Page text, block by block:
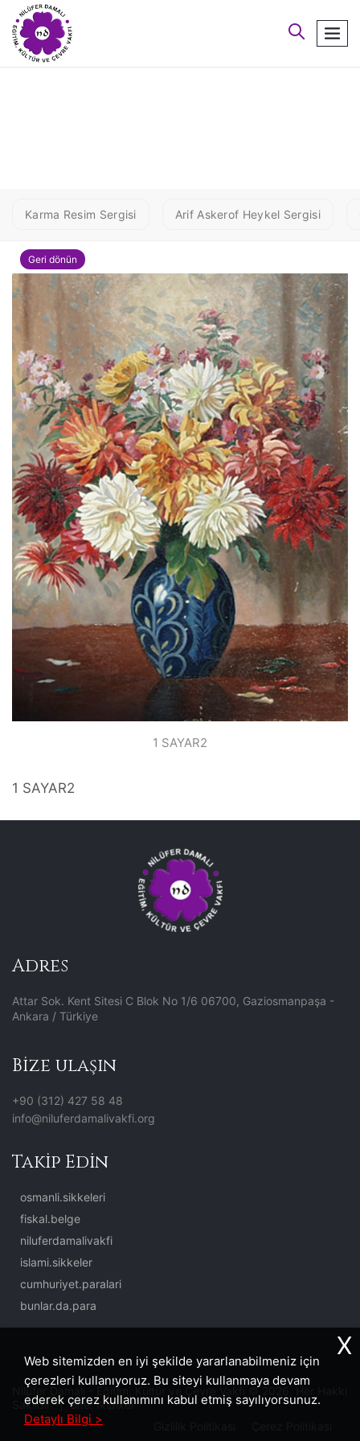
arayın
Karma Resim Sergisi Arif Askerof Heykel Sergisi
Geri dönün
1 SAYAR2
1 SAYAR2
Adres
Attar Sok. Kent Sitesi C Blok No 1/6 06700, Gaziosmanpaşa -
Ankara / Türkiye
Bize ulaşın
+90 (312) 427 58 48
info@niluferdamalivakfi.org
Takip Edin
osmanli.sikkeleri
fiskal.belge
niluferdamalivakfi
islami.sikkeler
cumhuriyet.paralari
bunlar.da.para
Nilüfer Damalı - Eğitim, Kültür ve Çevre Vakfı © 2026. Her Hakkı
Saklıdır. | Site:İkipixel
Web sitemizden en iyi şekilde yararlanabilmeniz için
çerezleri kullanıyoruz. Bu siteyi kullanmaya devam
ederek çerez kullanımını kabul etmiş sayılıyorsunuz.
Detaylı Bilgi >
X